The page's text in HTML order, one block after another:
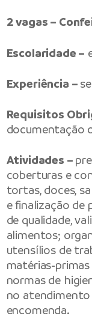
2 vagas –
Escolaridade –
Experiência –
Requisitos
documentação
Atividades –
coberturas e
tortas, doces,
e finalização
de qualidade,
alimentos;
utensílios de
matérias-
normas de
no atendimento
encomenda.